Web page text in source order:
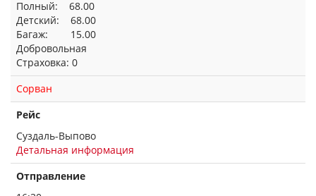
Полный: 68.00
Детский: 68.00
Багаж: 15.00
Добровольная
Страховка: 0
Сорван
Рейс
Суздаль-Выпово
Детальная информация
Отправление